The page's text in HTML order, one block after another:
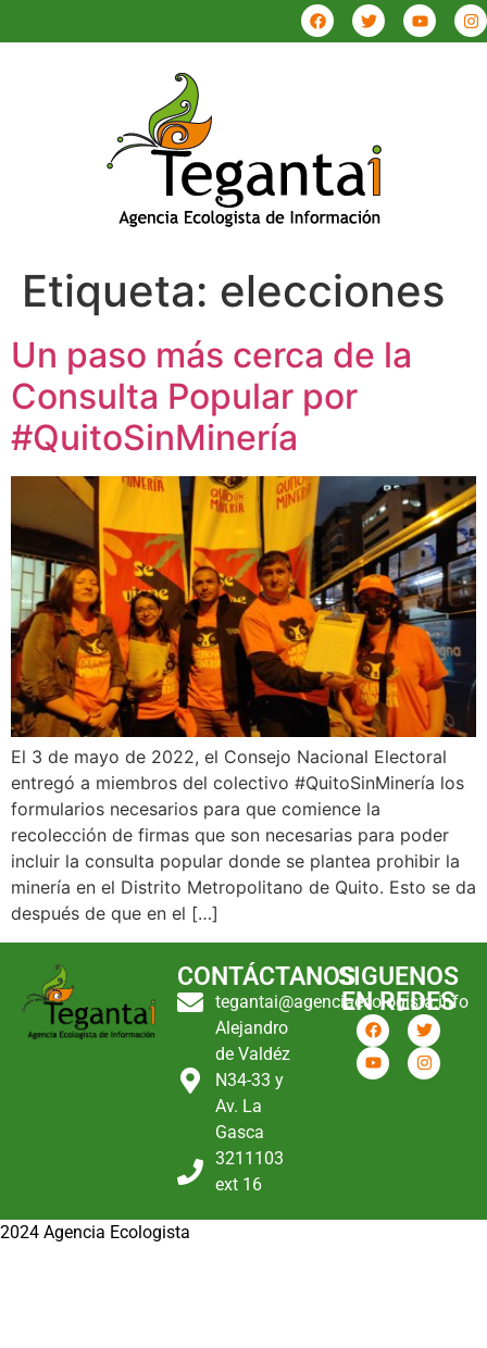
Etiqueta: elecciones
Un paso más cerca de la
Consulta Popular por
#QuitoSinMinería
El 3 de mayo de 2022, el Consejo Nacional Electoral
entregó a miembros del colectivo #QuitoSinMinería los
formularios necesarios para que comience la
recolección de firmas que son necesarias para poder
incluir la consulta popular donde se plantea prohibir la
minería en el Distrito Metropolitano de Quito. Esto se da
después de que en el […]
CONTÁCTANOS
tegantai@agenciaecologista.info
Alejandro
de Valdéz
N34-33 y
Av. La
Gasca
3211103
ext 16
SIGUENOS
EN REDES
2024 Agencia Ecologista